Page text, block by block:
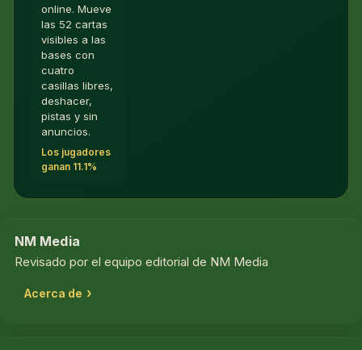
online. Mueve
las 52 cartas
visibles a las
bases con
cuatro
casillas libres,
deshacer,
pistas y sin
anuncios.
Los jugadores
ganan 11.1%
NM Media
Revisado por el equipo editorial de NM Media
Acerca de